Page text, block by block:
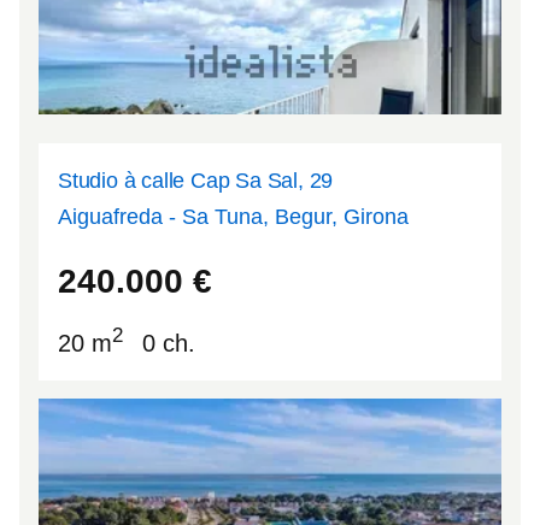
Studio à calle Cap Sa Sal, 29
Aiguafreda - Sa Tuna, Begur, Girona
240.000 €
20 m2 0 ch.